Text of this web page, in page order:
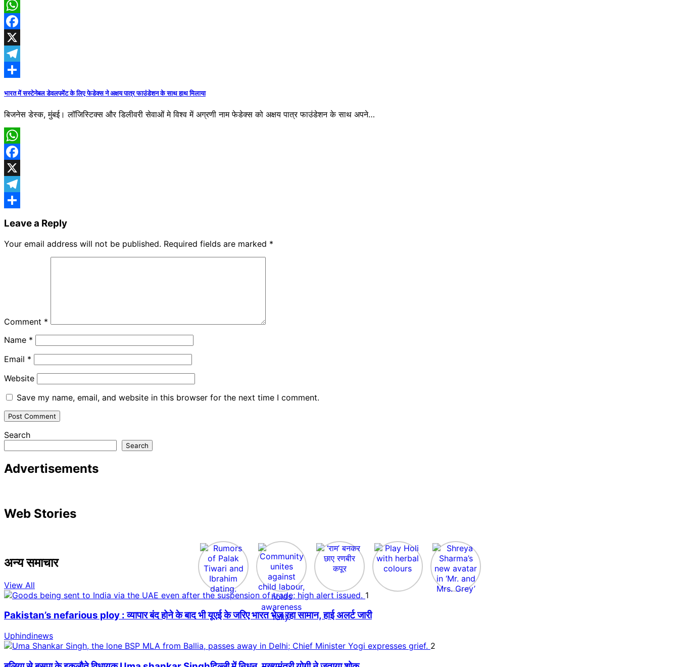
WhatsApp
Facebook
X
Telegram
भारत में सस्टेनेबल डेवलपमेंट के लिए फेडेक्स ने अक्षय पात्र फाउंडेशन के साथ हाथ मिलाया
बिजनेस डेस्क, मुंबई। लॉजिस्टिक्स और डिलीवरी सेवाओं मे विश्व में अग्रणी नाम फेडेक्स को अक्षय पात्र फाउंडेशन के साथ अपने…
WhatsApp
Facebook
X
Telegram
Leave a Reply
Your email address will not be published. Required fields are marked *
Comment *
Name *
Email *
Website
Save my name, email, and website in this browser for the next time I comment.
Search
Search
Advertisements
Web Stories
अन्य समाचार
View All
1
Pakistan’s nefarious ploy : व्यापार बंद होने के बाद भी यूएई के जरिए भारत भेज रहा सामान, हाई अलर्ट जारी
Uphindinews
2